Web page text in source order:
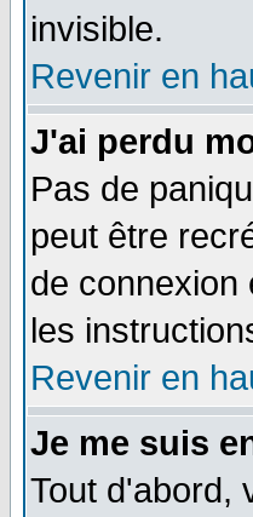
invisible.
Revenir en
J'ai perdu
Pas de
peut être
de
les
Revenir en
Je me suis
Tout d'abord,